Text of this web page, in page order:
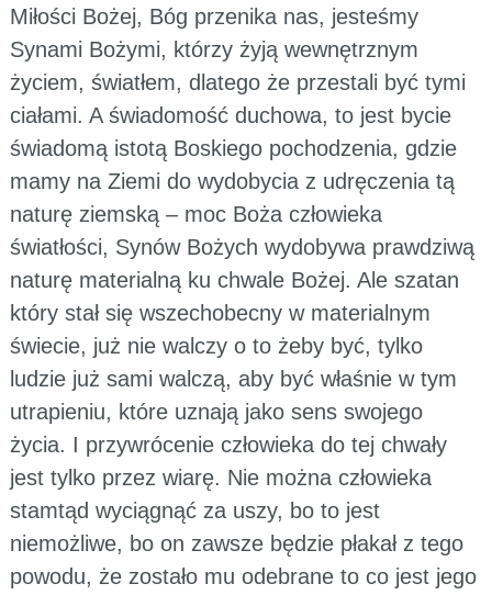
Miłości Bożej, Bóg przenika nas, jesteśmy
Synami Bożymi, którzy żyją wewnętrznym
życiem, światłem, dlatego że przestali być tymi
ciałami. A świadomość duchowa, to jest bycie
świadomą istotą Boskiego pochodzenia, gdzie
mamy na Ziemi do wydobycia z udręczenia tą
naturę ziemską – moc Boża człowieka
światłości, Synów Bożych wydobywa prawdziwą
naturę materialną ku chwale Bożej. Ale szatan
który stał się wszechobecny w materialnym
świecie, już nie walczy o to żeby być, tylko
ludzie już sami walczą, aby być właśnie w tym
utrapieniu, które uznają jako sens swojego
życia. I przywrócenie człowieka do tej chwały
jest tylko przez wiarę. Nie można człowieka
stamtąd wyciągnąć za uszy, bo to jest
niemożliwe, bo on zawsze będzie płakał z tego
powodu, że zostało mu odebrane to co jest jego